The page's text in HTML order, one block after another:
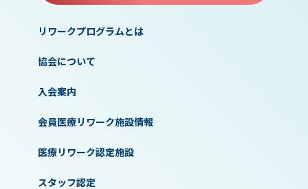
リワークプログラムとは
協会について
入会案内
会員医療リワーク施設情報
医療リワーク認定施設
スタッフ認定